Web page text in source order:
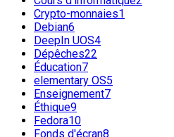
Crypto-monnaies1
Debian6
DeepIn UOS4
Dépêches22
Éducation7
elementary OS5
Enseignement7
Éthique9
Fedora10
Fonds d'écran8